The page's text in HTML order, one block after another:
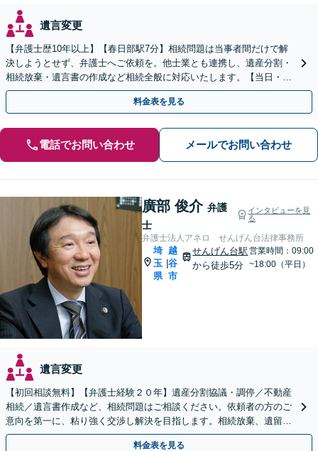
遺言変更
【弁護士歴10年以上】【春日部駅7分】相続問題は当事者間だけで解
決しようとせず、弁護士へご依頼を。他士業とも連携し、遺産分割・
相続放棄・遺言書の作成など相続全般に対応いたします。【当日・土
日祝日・夜間・応相談対応可能】
料金表を見る
電話でお問い合わせ メールでお問い合わせ
廣部 俊介 弁護
士
インタビューを見
る
弁護士法人アネロ せんげん台法律事務所
埼
玉
県
|
越
谷
市
せんげん台駅
から徒歩5分
営業時間：09:00
~18:00（平日）
遺言変更
【初回相談無料】【弁護士経験２０年】遺産分割協議・調停／不動産
相続／遺言書作成など、相続問題はご相談ください。依頼者の方のご
意向を第一に、粘り強く交渉し解決を目指します。相続放棄、遺留分
侵害額請求もお任せください【せんげん台駅5分】
料金表を見る